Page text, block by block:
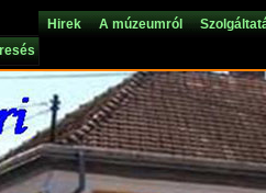
Hirek A múzeumról